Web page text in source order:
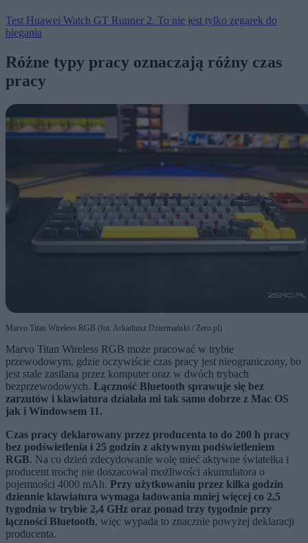
Test Huawei Watch GT Runner 2. To nie jest tylko zegarek do
biegania
Różne typy pracy oznaczają różny czas
pracy
Marvo Titan Wireless RGB (fot. Arkadiusz Dziermański / Zero.pl)
Marvo Titan Wireless RGB może pracować w trybie
przewodowym, gdzie oczywiście czas pracy jest nieograniczony, bo
jest stale zasilana przez komputer oraz w dwóch trybach
bezprzewodowych. Łączność Bluetooth sprawuje się bez
zarzutów i klawiatura działała mi tak samo dobrze z Mac OS
jak i Windowsem 11.
Czas pracy deklarowany przez producenta to do 200 h pracy
bez podświetlenia i 25 godzin z aktywnym podświetleniem
RGB. Na co dzień zdecydowanie wolę mieć aktywne światełka i
producent trochę nie doszacował możliwości akumulatora o
pojemności 4000 mAh. Przy użytkowaniu przez kilka godzin
dziennie klawiatura wymaga ładowania mniej więcej co 2,5
tygodnia w trybie 2,4 GHz oraz ponad trzy tygodnie przy
łączności Bluetooth, więc wypada to znacznie powyżej deklaracji
producenta.